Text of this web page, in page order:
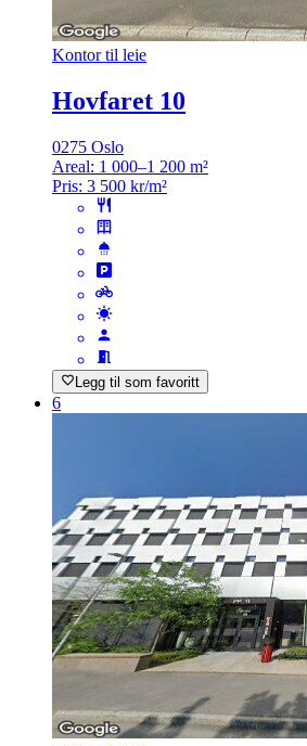
Kontor til leie
Hovfaret 10
0275 Oslo
Areal: 1 000–1 200 m²
Pris: 3 500 kr/m²
Legg til som favoritt
6